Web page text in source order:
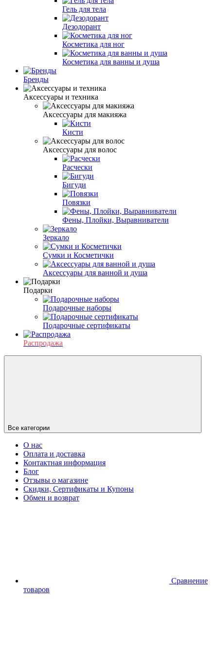
Гель для тела
Дезодорант
Косметика для ног
Косметика для ванны и душа
Бренды
Аксессуары и техника
Аксессуары для макияжа
Кисти
Аксессуары для волос
Расчески
Бигуди
Повязки
Фены, Плойки, Выравниватели
Зеркало
Сумки и Косметички
Аксессуары для ванной и душа
Подарки
Подарочные наборы
Подарочные сертификаты
Распродажа
Все категории
О нас
Оплата и доставка
Контактная информация
Блог
Отзывы о магазине
Скидки, Сертификаты и Купоны
Обмен и возврат
Сравнение
товаров